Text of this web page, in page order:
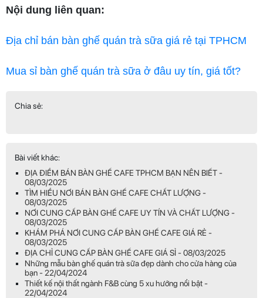
Nội dung liên quan:
Địa chỉ bán bàn ghế quán trà sữa giá rẻ tại TPHCM
Mua sỉ bàn ghế quán trà sữa ở đâu uy tín, giá tốt?
Chia sẻ:
Bài viết khác:
ĐỊA ĐIỂM BÁN BÀN GHẾ CAFE TPHCM BẠN NÊN BIẾT -
08/03/2025
TÌM HIỂU NƠI BÁN BÀN GHẾ CAFE CHẤT LƯỢNG -
08/03/2025
NƠI CUNG CẤP BÀN GHẾ CAFE UY TÍN VÀ CHẤT LƯỢNG -
08/03/2025
KHÁM PHÁ NƠI CUNG CẤP BÀN GHẾ CAFE GIÁ RẺ -
08/03/2025
ĐỊA CHỈ CUNG CẤP BÀN GHẾ CAFE GIÁ SỈ - 08/03/2025
Những mẫu bàn ghế quán trà sữa đẹp dành cho cửa hàng của
bạn - 22/04/2024
Thiết kế nội thất ngành F&B cùng 5 xu hướng nổi bật -
22/04/2024